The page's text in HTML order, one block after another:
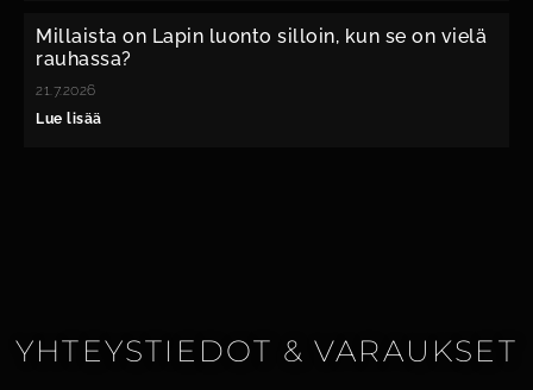
Millaista on Lapin luonto silloin, kun se on vielä
rauhassa?
21.7.2026
Lue lisää
YHTEYSTIEDOT & VARAUKSET